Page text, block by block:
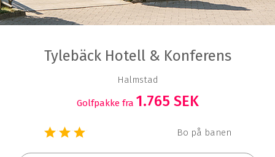
Tylebäck Hotell & Konferens
Halmstad
Golfpakke fra 1.765 SEK
Bo på banen